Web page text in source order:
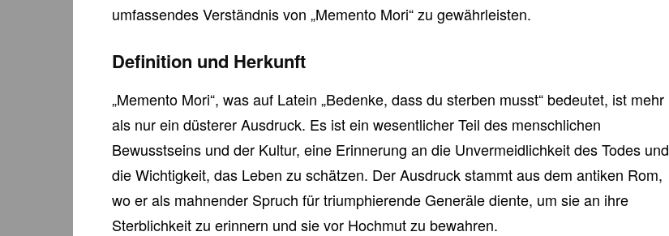
umfassendes Verständnis von „Memento Mori“ zu gewährleisten.
Definition und Herkunft
„Memento Mori“, was auf Latein „Bedenke, dass du sterben musst“ bedeutet, ist mehr
als nur ein düsterer Ausdruck. Es ist ein wesentlicher Teil des menschlichen
Bewusstseins und der Kultur, eine Erinnerung an die Unvermeidlichkeit des Todes und
die Wichtigkeit, das Leben zu schätzen. Der Ausdruck stammt aus dem antiken Rom,
wo er als mahnender Spruch für triumphierende Generäle diente, um sie an ihre
Sterblichkeit zu erinnern und sie vor Hochmut zu bewahren.